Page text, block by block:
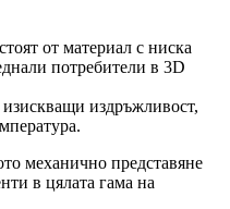
от материал с ниска
потребители в 3D
издръжливост,
механично представяне
в цялата гама на